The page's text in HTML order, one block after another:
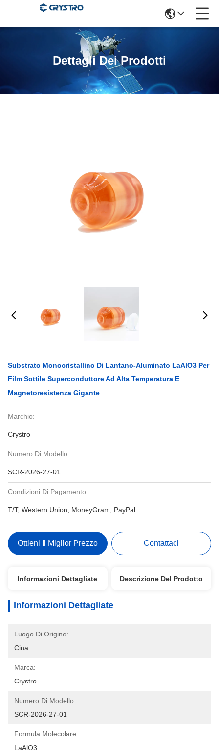
Dettagli Dei Prodotti
Substrato Monocristallino Di Lantano-Aluminato LaAlO3 Per
Film Sottile Superconduttore Ad Alta Temperatura E
Magnetoresistenza Gigante
Marchio:
Crystro
Numero Di Modello:
SCR-2026-27-01
Condizioni Di Pagamento:
T/T, Western Union, MoneyGram, PayPal
Ottieni Il Miglior Prezzo Contattaci
Informazioni Dettagliate Descrizione Del Prodotto
Informazioni Dettagliate
Luogo Di Origine:
Cina
Marca:
Crystro
Numero Di Modello:
SCR-2026-27-01
Formula Molecolare:
LaAlO3